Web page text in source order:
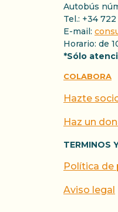
Autobús
Tel.: +34
E-mail:
Horario: de
*Sólo
COLABORA
Hazte
Haz un
TERMINOS
Política de
Aviso legal